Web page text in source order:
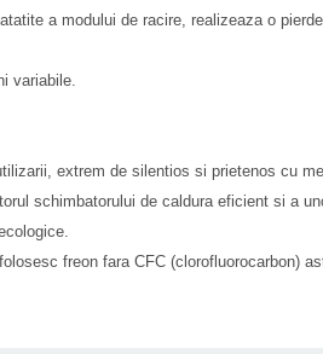
a modului de racire, realizeaza o
variabile.
extrem de silentios si prietenos cu
schimbatorului de caldura eficient si a
freon fara CFC (clorofluorocarbon)